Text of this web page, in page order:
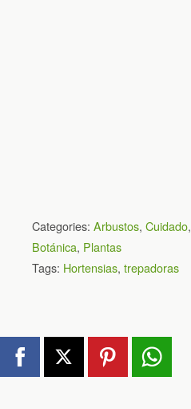
Categories: Arbustos, Cuidado,
Botánica, Plantas
Tags: Hortensias, trepadoras